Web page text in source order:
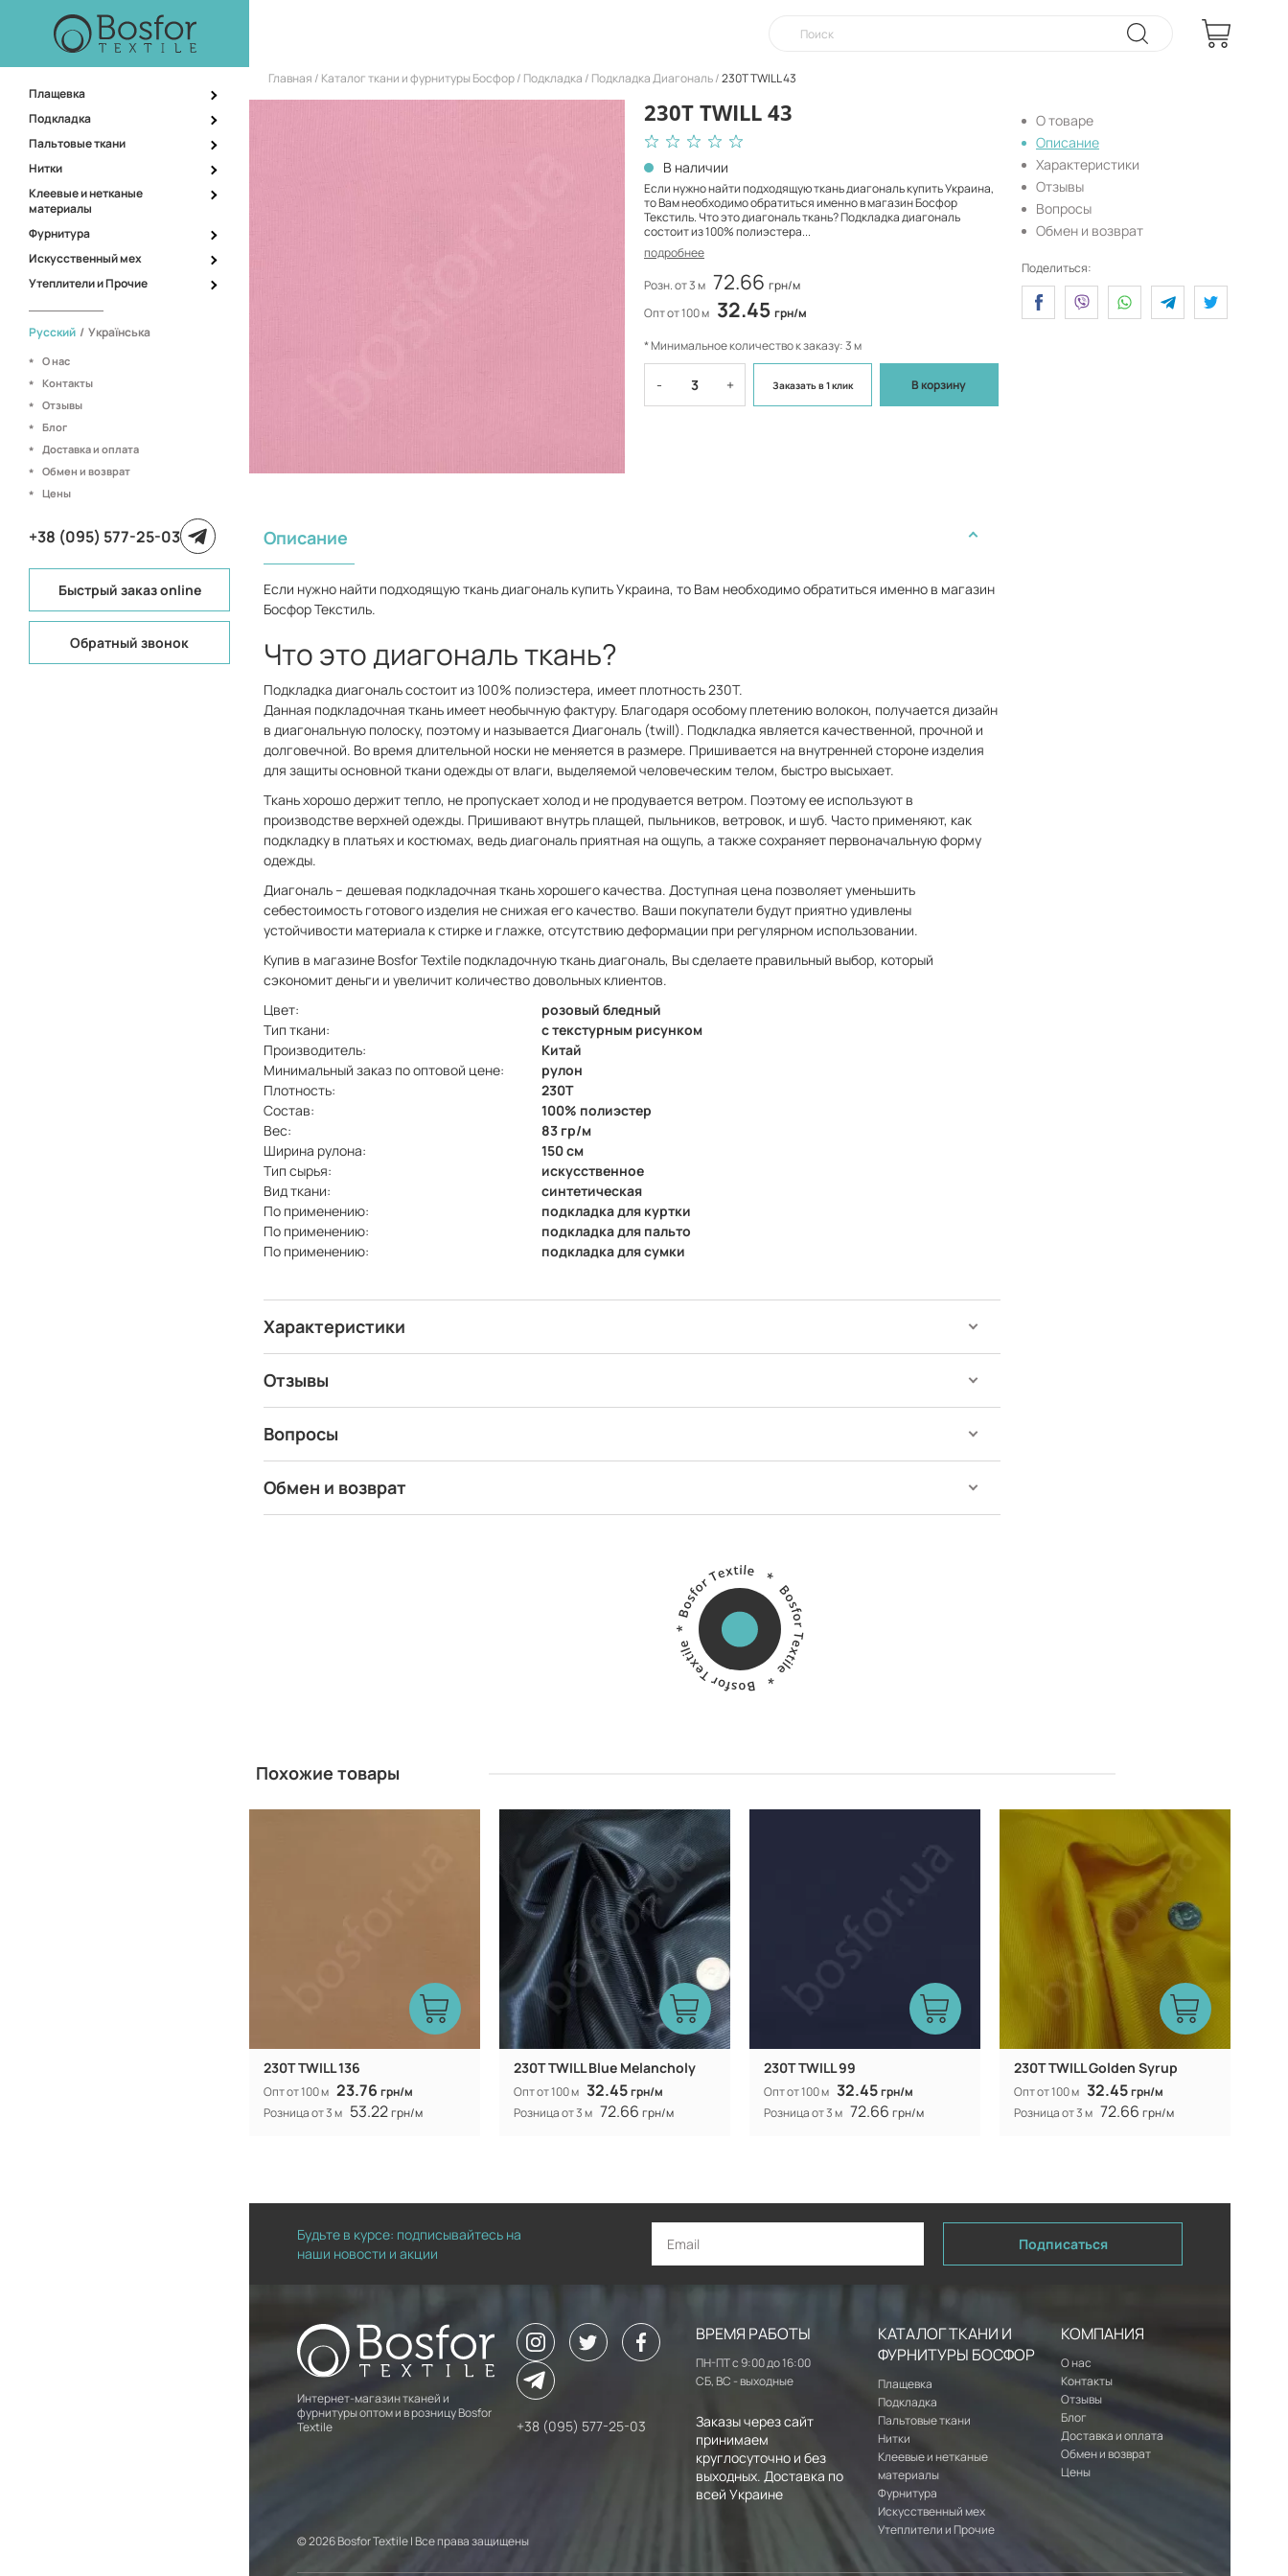
Плащевка
Подкладка
Пальтовые ткани
Нитки
Клеевые и нетканые
материалы
Фурнитура
Искусственный мех
Утеплители и Прочие
Русский / Українська
О нас
Контакты
Отзывы
Блог
Доставка и оплата
Обмен и возврат
Цены
+38 (095) 577-25-03
Быстрый заказ online
Обратный звонок
Главная Каталог ткани и фурнитуры Босфор Подкладка Подкладка Диагональ 230T TWILL 43
230T TWILL 43
В наличии
Если нужно найти подходящую ткань диагональ купить Украина,
то Вам необходимо обратиться именно в магазин Босфор
Текстиль. Что это диагональ ткань? Подкладка диагональ
состоит из 100% полиэстера...
подробнее
Розн. от 3 м 72.66 грн/м
Опт от 100 м 32.45 грн/м
* Минимальное количество к заказу: 3 м
- + Заказатьв 1 клик В корзину
Описание
Если нужно найти подходящую ткань диагональ купить Украина, то Вам необходимо обратиться именно в магазин
Босфор Текстиль.
Что это диагональ ткань?
Подкладка диагональ состоит из 100% полиэстера, имеет плотность 230Т.
Данная подкладочная ткань имеет необычную фактуру. Благодаря особому плетению волокон, получается дизайн
в диагональную полоску, поэтому и называется Диагональ (twill). Подкладка является качественной, прочной и
долговечной. Во время длительной носки не меняется в размере. Пришивается на внутренней стороне изделия
для защиты основной ткани одежды от влаги, выделяемой человеческим телом, быстро высыхает.
Ткань хорошо держит тепло, не пропускает холод и не продувается ветром. Поэтому ее используют в
производстве верхней одежды. Пришивают внутрь плащей, пыльников, ветровок, и шуб. Часто применяют, как
подкладку в платьях и костюмах, ведь диагональ приятная на ощупь, а также сохраняет первоначальную форму
одежды.
Диагональ – дешевая подкладочная ткань хорошего качества. Доступная цена позволяет уменьшить
себестоимость готового изделия не снижая его качество. Ваши покупатели будут приятно удивлены
устойчивости материала к стирке и глажке, отсутствию деформации при регулярном использовании.
Купив в магазине Bosfor Textile подкладочную ткань диагональ, Вы сделаете правильный выбор, который
сэкономит деньги и увеличит количество довольных клиентов.
Цвет:
розовый бледный
Тип ткани:
с текстурным рисунком
Производитель:
Китай
Минимальный заказ по оптовой цене:
рулон
Плотность:
230Т
Состав:
100% полиэстер
Вес:
83 гр/м
Ширина рулона:
150 см
Тип сырья:
искусственное
Вид ткани:
синтетическая
По применению:
подкладка для куртки
По применению:
подкладка для пальто
По применению:
подкладка для сумки
Характеристики
Отзывы
Вопросы
Обмен и возврат
О товаре
Описание
Характеристики
Отзывы
Вопросы
Обмен и возврат
Поделиться:
Похожие товары
230T TWILL 136
Опт от 100 м 23.76 грн/м
Розница от 3 м 53.22грн/м
Производитель: Китай
230T TWILL Blue Melancholy
Опт от 100 м 32.45грн/м
Розница от 3 м 72.66 грн/м
230T TWILL 99
Опт от 100 м 32.45грн/м
Розница от 3 м 72.66 грн/м
230T TWILL Golden Syrup
Опт от 100 м 32.45грн/м
Розница от 3 м 72.66 грн/м
Будьте в курсе: подписывайтесь на
наши новости и акции
Подписаться
Интернет-магазин тканей и
фурнитуры оптом и в розницу Bosfor
Textile
+38 (095) 577-25-03
ВРЕМЯ РАБОТЫ
ПН-ПТ с 9:00 до 16:00
СБ, ВС - выходные
Заказы через сайт
принимаем
круглосуточно и без
выходных. Доставка по
всей Украине
КАТАЛОГ ТКАНИ И
ФУРНИТУРЫ БОСФОР
Плащевка
Подкладка
Пальтовые ткани
Нитки
Клеевые и нетканые
материалы
Фурнитура
Искусственный мех
Утеплители и Прочие
КОМПАНИЯ
О нас
Контакты
Отзывы
Блог
Доставка и оплата
Обмен и возврат
Цены
© 2026 Bosfor Textile | Все права защищены